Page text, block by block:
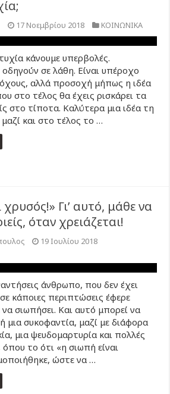
17 Νοεμβρίου 2018 ΚΟΙΝΩΝΙΚΑ
κάνουμε υπερβολές.
σε λάθη. Είναι υπέροχο
αλλά προσοχή μήπως η ιδέα
στο τέλος θα έχεις ρισκάρει τα
στο τίποτα. Καλύτερα μια ιδέα τη
και στο τέλος το …
Γι’ αυτό, μάθε να
όταν χρειάζεται!
19 Ιουλίου 2018
άνθρωπο, που δεν έχει
κάποιες περιπτώσεις έφερε
σιωπήσει. Και αυτό μπορεί να
μια συκοφαντία, μαζί με διάφορα
μια ψευδομαρτυρία και πολλές
το ότι «η σιωπή είναι
ώστε να …